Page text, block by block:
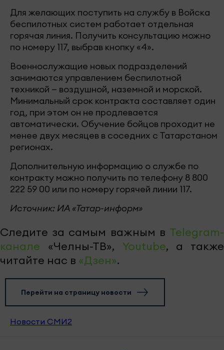
Для желающих поступить на службу в Войска
беспилотных систем работает отдельная
горячая линия. Получить консультацию можно
по номеру 117, выбрав кнопку «4».
Военнослужащие новых подразделений
занимаются управлением беспилотной
техникой — воздушной, наземной и морской.
Минимальный срок контракта составляет один
год, при этом он не продлевается
автоматически. Обучение бойцов проходит не
менее двух месяцев в соседних с Татарстаном
регионах.
Дополнительную информацию о службе по
контракту можно получить по телефону 8 800
222 59 00 или по номеру горячей линии 117.
Источник: ИА «Татар-информ»
Следите за самым важным в Telegram-
канале «Челны-ТВ», Youtube, а также
читайте нас в «Дзен».
Перейти на страницу новости
Новости СМИ2